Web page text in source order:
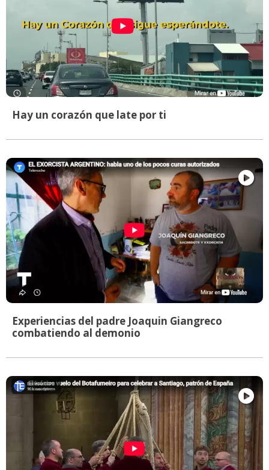
Hay un corazón que late por ti
Experiencias del padre Joaquin Giangreco
combatiendo al demonio